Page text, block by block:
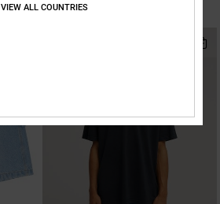
VIEW ALL COUNTRIES